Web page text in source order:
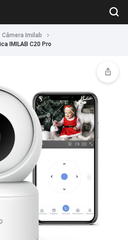
Câmera Imilab
IMILAB C20 Pro